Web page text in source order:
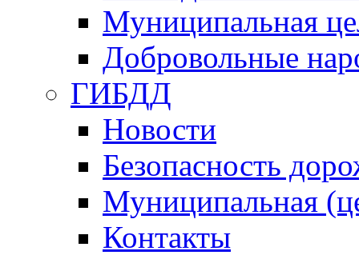
Муниципальная
Добровольные
ГИБДД
Новости
Безопасность
Муниципальная
Контакты